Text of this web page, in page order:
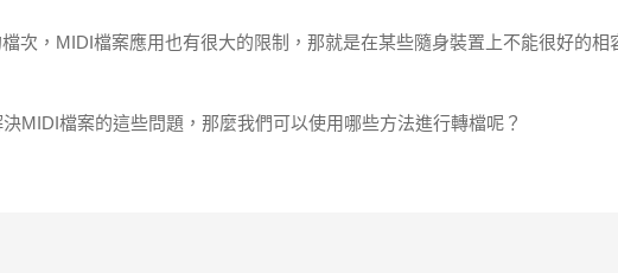
次，MIDI檔案應用也有很大的限制，那就是在某些隨身裝置上不能很好的相
MIDI檔案的這些問題，那麼我們可以使用哪些方法進行轉檔呢？